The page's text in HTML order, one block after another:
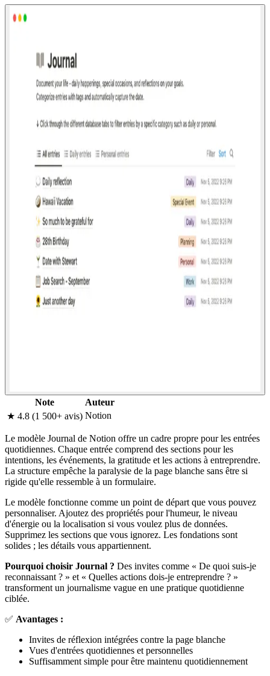
Note
Auteur
★ 4.8 (1 500+ avis) Notion
Le modèle Journal de Notion offre un cadre propre pour les entrées
quotidiennes. Chaque entrée comprend des sections pour les
intentions, les événements, la gratitude et les actions à entreprendre.
La structure empêche la paralysie de la page blanche sans être si
rigide qu'elle ressemble à un formulaire.
Le modèle fonctionne comme un point de départ que vous pouvez
personnaliser. Ajoutez des propriétés pour l'humeur, le niveau
d'énergie ou la localisation si vous voulez plus de données.
Supprimez les sections que vous ignorez. Les fondations sont
solides ; les détails vous appartiennent.
Pourquoi choisir Journal ? Des invites comme « De quoi suis-je
reconnaissant ? » et « Quelles actions dois-je entreprendre ? »
transforment un journalisme vague en une pratique quotidienne
ciblée.
✅ Avantages :
Invites de réflexion intégrées contre la page blanche
Vues d'entrées quotidiennes et personnelles
Suffisamment simple pour être maintenu quotidiennement